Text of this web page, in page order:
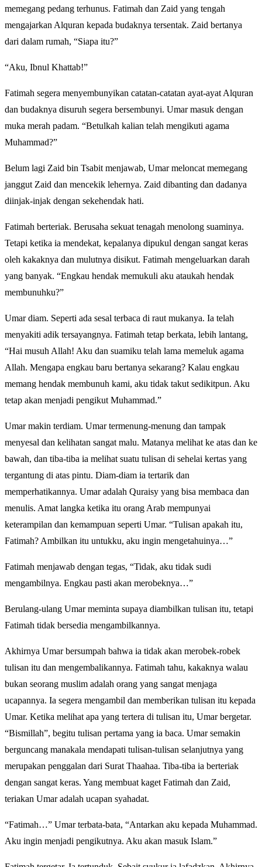
memegang pedang terhunus. Fatimah dan Zaid yang tengah
mengajarkan Alquran kepada budaknya tersentak. Zaid bertanya
dari dalam rumah, “Siapa itu?”
“Aku, Ibnul Khattab!”
Fatimah segera menyembunyikan catatan-catatan ayat-ayat Alquran
dan budaknya disuruh segera bersembunyi. Umar masuk dengan
muka merah padam. “Betulkah kalian telah mengikuti agama
Muhammad?”
Belum lagi Zaid bin Tsabit menjawab, Umar meloncat memegang
janggut Zaid dan mencekik lehernya. Zaid dibanting dan dadanya
diinjak-injak dengan sekehendak hati.
Fatimah berteriak. Berusaha sekuat tenagah menolong suaminya.
Tetapi ketika ia mendekat, kepalanya dipukul dengan sangat keras
oleh kakaknya dan mulutnya disikut. Fatimah mengeluarkan darah
yang banyak. “Engkau hendak memukuli aku ataukah hendak
membunuhku?”
Umar diam. Seperti ada sesal terbaca di raut mukanya. Ia telah
menyakiti adik tersayangnya. Fatimah tetap berkata, lebih lantang,
“Hai musuh Allah! Aku dan suamiku telah lama memeluk agama
Allah. Mengapa engkau baru bertanya sekarang? Kalau engkau
memang hendak membunuh kami, aku tidak takut sedikitpun. Aku
tetap akan menjadi pengikut Muhammad.”
Umar makin terdiam. Umar termenung-menung dan tampak
menyesal dan kelihatan sangat malu. Matanya melihat ke atas dan ke
bawah, dan tiba-tiba ia melihat suatu tulisan di sehelai kertas yang
tergantung di atas pintu. Diam-diam ia tertarik dan
memperhatikannya. Umar adalah Quraisy yang bisa membaca dan
menulis. Amat langka ketika itu orang Arab mempunyai
keterampilan dan kemampuan seperti Umar. “Tulisan apakah itu,
Fatimah? Ambilkan itu untukku, aku ingin mengetahuinya…”
Fatimah menjawab dengan tegas, “Tidak, aku tidak sudi
mengambilnya. Engkau pasti akan merobeknya…”
Berulang-ulang Umar meminta supaya diambilkan tulisan itu, tetapi
Fatimah tidak bersedia mengambilkannya.
Akhirnya Umar bersumpah bahwa ia tidak akan merobek-robek
tulisan itu dan mengembalikannya. Fatimah tahu, kakaknya walau
bukan seorang muslim adalah orang yang sangat menjaga
ucapannya. Ia segera mengambil dan memberikan tulisan itu kepada
Umar. Ketika melihat apa yang tertera di tulisan itu, Umar bergetar.
“Bismillah”, begitu tulisan pertama yang ia baca. Umar semakin
berguncang manakala mendapati tulisan-tulisan selanjutnya yang
merupakan penggalan dari Surat Thaahaa. Tiba-tiba ia berteriak
dengan sangat keras. Yang membuat kaget Fatimah dan Zaid,
teriakan Umar adalah ucapan syahadat.
“Fatimah…” Umar terbata-bata, “Antarkan aku kepada Muhammad.
Aku ingin menjadi pengikutnya. Aku akan masuk Islam.”